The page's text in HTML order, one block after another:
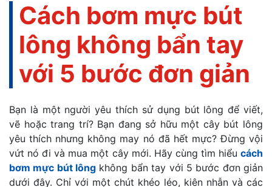
Cách bơm mực bút
lông không bẩn tay
với 5 bước đơn giản
Bạn là một người yêu thích sử dụng bút lông để viết,
vẽ hoặc trang trí? Bạn đang sở hữu một cây bút lông
yêu thích nhưng không may nó đã hết mực? Đừng vội
vứt nó đi và mua một cây mới. Hãy cùng tìm hiểu cách
bơm mực bút lông không bẩn tay với 5 bước đơn giản
dưới đây. Chỉ với một chút khéo léo, kiên nhẫn và các